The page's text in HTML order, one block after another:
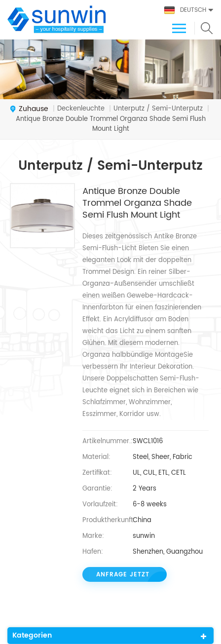
DEUTSCH
Zuhause | Deckenleuchte | Unterputz / Semi-Unterputz |
Antique Bronze Double Trommel Organza Shade Semi Flush
Mount Light
Unterputz / Semi-Unterputz
Antique Bronze Double
Trommel Organza Shade
Semi Flush Mount Light
Dieses zeitgenössisch Antike Bronze
Semi-Flush-Licht Bieten Sie einen
eleganten Look mit der doppelten
Trommel Design. Ein reiner Silber-
Organza-Außensender umschließt
einen weißen Gewebe-Hardcack-
Innenfarbton für einen faszinierenden
Effekt. Ein Acryldiffusor am Boden
weicht das Licht zu einem sanften
Glühen. Mit diesem modernen.
Organza halbbündige MontageSie
verbessern Ihr Interieur Dekoration.
Unsere Doppelschatten Semi-Flush-
Leuchte eignet sich in Bereichen wie
Schlafzimmer, Wohnzimmer,
Esszimmer, Korridor usw.
Artikelnummer.:SWCL1016
Material:
Steel, Sheer, Fabric
Zertifikat:
UL, CUL, ETL, CETL
Garantie:
2 Years
Vorlaufzeit:
6-8 weeks
Produktherkunft:China
Marke:
sunwin
Hafen:
Shenzhen, Guangzhou
ANFRAGE JETZT
Kategorien